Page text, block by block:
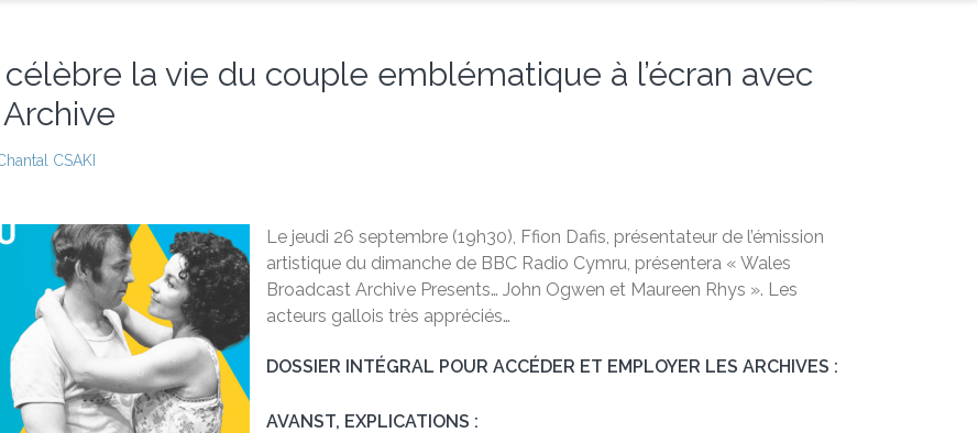
la vie du couple emblématique à l’écran avec
CSAKI
Le jeudi 26 septembre (19h30), Ffion Dafis, présentateur de l’émission
artistique du dimanche de BBC Radio Cymru, présentera « Wales
Broadcast Archive Presents… John Ogwen et Maureen Rhys ». Les
acteurs gallois très appréciés…
DOSSIER INTÉGRAL POUR ACCÉDER ET EMPLOYER LES ARCHIVES :
AVANST, EXPLICATIONS :